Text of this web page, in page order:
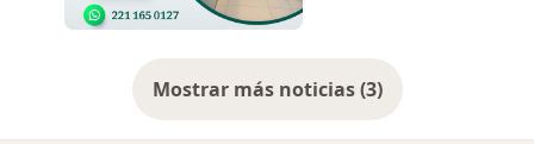
Mostrar más noticias (3)